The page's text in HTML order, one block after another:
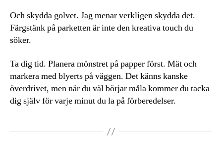
Och skydda golvet. Jag menar verkligen skydda det.
Färgstänk på parketten är inte den kreativa touch du
söker.
Ta dig tid. Planera mönstret på papper först. Mät och
markera med blyerts på väggen. Det känns kanske
överdrivet, men när du väl börjar måla kommer du tacka
dig själv för varje minut du la på förberedelser.